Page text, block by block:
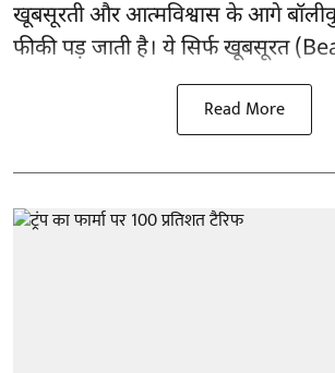
खूबसूरती और आत्मविश्वास के आगे
फीकी पड़ जाती है। ये सिर्फ खूबसूरत
Read More